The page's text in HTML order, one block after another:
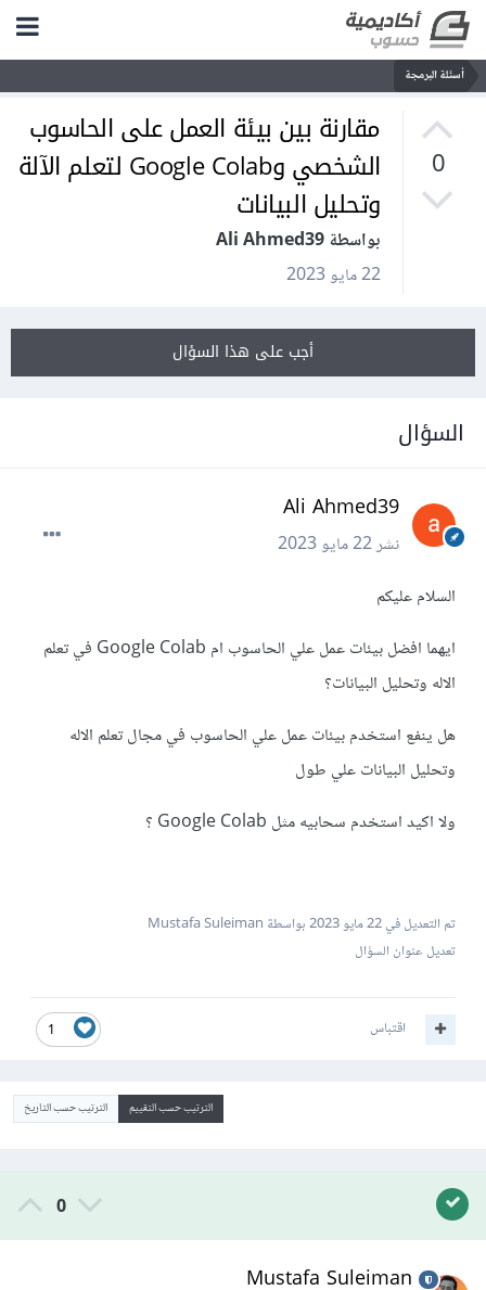
أسئلة البرمجة
0
مقارنة بين بيئة العمل على الحاسوب
الشخصي وGoogle Colab لتعلم الآلة
وتحليل البيانات
بواسطة Ali Ahmed39
22 مايو 2023
أجب على هذا السؤال
السؤال
Ali Ahmed39
نشر22 مايو 2023
السلام عليكم
ايهما افضل بيئات عمل علي الحاسوب ام Google Colab في تعلم
الاله وتحليل البيانات؟
هل ينفع استخدم بيئات عمل علي الحاسوب في مجال تعلم الاله
وتحليل البيانات علي طول
ولا اكيد استخدم سحابيه مثل Google Colab ؟
تم التعديل في22 مايو 2023
بواسطة Mustafa Suleiman
تعديل عنوان السؤال
1 اقتباس
الترتيب حسب التقييم الترتيب حسب التاريخ
0
Mustafa Suleiman